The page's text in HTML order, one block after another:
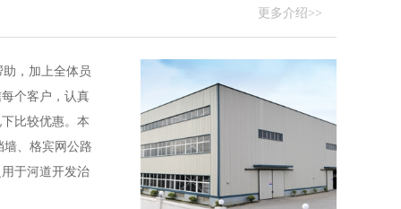
更多介绍>>
，加上全体员
个客户，认真
比较优惠。本
墙、格宾网公路
于河道开发治